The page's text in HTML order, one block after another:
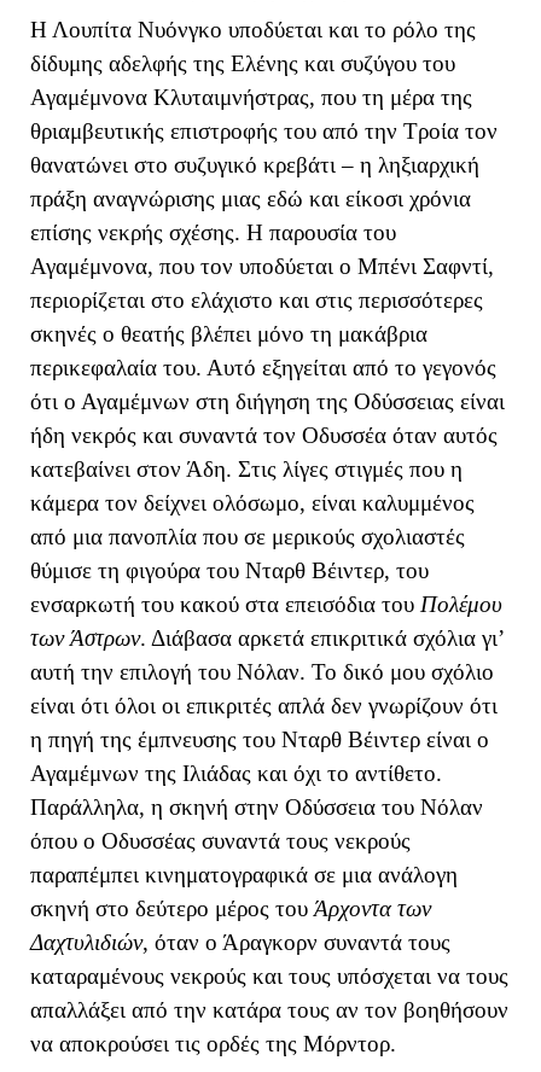
Η Λουπίτα Νυόνγκο υποδύεται και το ρόλο της
δίδυμης αδελφής της Ελένης και συζύγου του
Αγαμέμνονα Κλυταιμνήστρας, που τη μέρα της
θριαμβευτικής επιστροφής του από την Τροία τον
θανατώνει στο συζυγικό κρεβάτι – η ληξιαρχική
πράξη αναγνώρισης μιας εδώ και είκοσι χρόνια
επίσης νεκρής σχέσης. Η παρουσία του
Αγαμέμνονα, που τον υποδύεται ο Μπένι Σαφντί,
περιορίζεται στο ελάχιστο και στις περισσότερες
σκηνές ο θεατής βλέπει μόνο τη μακάβρια
περικεφαλαία του. Αυτό εξηγείται από το γεγονός
ότι ο Αγαμέμνων στη διήγηση της Οδύσσειας είναι
ήδη νεκρός και συναντά τον Οδυσσέα όταν αυτός
κατεβαίνει στον Άδη. Στις λίγες στιγμές που η
κάμερα τον δείχνει ολόσωμο, είναι καλυμμένος
από μια πανοπλία που σε μερικούς σχολιαστές
θύμισε τη φιγούρα του Νταρθ Βέιντερ, του
ενσαρκωτή του κακού στα επεισόδια του Πολέμου
των Άστρων. Διάβασα αρκετά επικριτικά σχόλια γι’
αυτή την επιλογή του Νόλαν. Το δικό μου σχόλιο
είναι ότι όλοι οι επικριτές απλά δεν γνωρίζουν ότι
η πηγή της έμπνευσης του Νταρθ Βέιντερ είναι ο
Αγαμέμνων της Ιλιάδας και όχι το αντίθετο.
Παράλληλα, η σκηνή στην Οδύσσεια του Νόλαν
όπου ο Οδυσσέας συναντά τους νεκρούς
παραπέμπει κινηματογραφικά σε μια ανάλογη
σκηνή στο δεύτερο μέρος του Άρχοντα των
Δαχτυλιδιών, όταν ο Άραγκορν συναντά τους
καταραμένους νεκρούς και τους υπόσχεται να τους
απαλλάξει από την κατάρα τους αν τον βοηθήσουν
να αποκρούσει τις ορδές της Μόρντορ.